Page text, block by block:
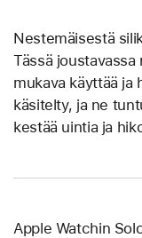
Nestemäisestä
Tässä
mukava käyttää ja
käsitelty, ja ne
kestää uintia ja
Apple Watchin